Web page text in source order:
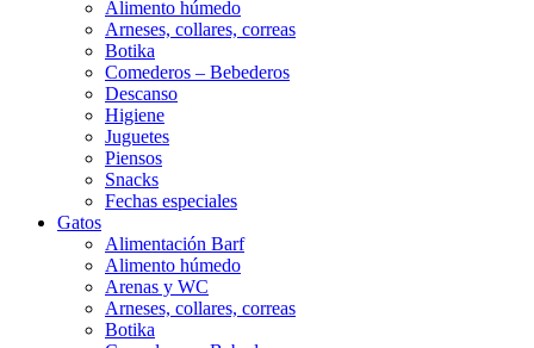
Alimento húmedo
Arneses, collares, correas
Botika
Comederos – Bebederos
Descanso
Higiene
Juguetes
Piensos
Snacks
Fechas especiales
Gatos
Alimentación Barf
Alimento húmedo
Arenas y WC
Arneses, collares, correas
Botika